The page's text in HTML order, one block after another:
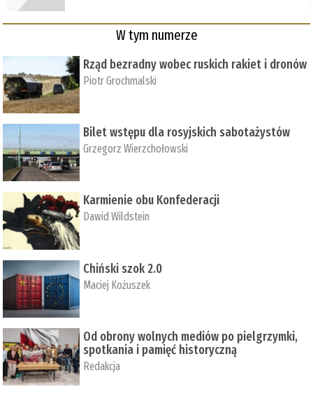
W tym numerze
Rząd bezradny wobec ruskich rakiet i dronów
Piotr Grochmalski
Bilet wstępu dla rosyjskich sabotażystów
Grzegorz Wierzchołowski
Karmienie obu Konfederacji
Dawid Wildstein
Chiński szok 2.0
Maciej Kożuszek
Od obrony wolnych mediów po pielgrzymki,
spotkania i pamięć historyczną
Redakcja